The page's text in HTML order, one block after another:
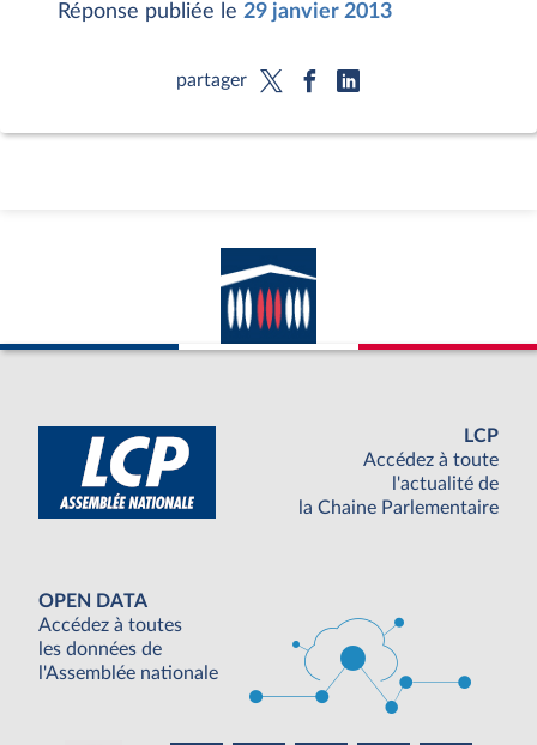
Réponse publiée le 29 janvier 2013
partager
LCP
Accédez à toute
l'actualité de
la Chaine Parlementaire
OPEN DATA
Accédez à toutes
les données de
l'Assemblée nationale